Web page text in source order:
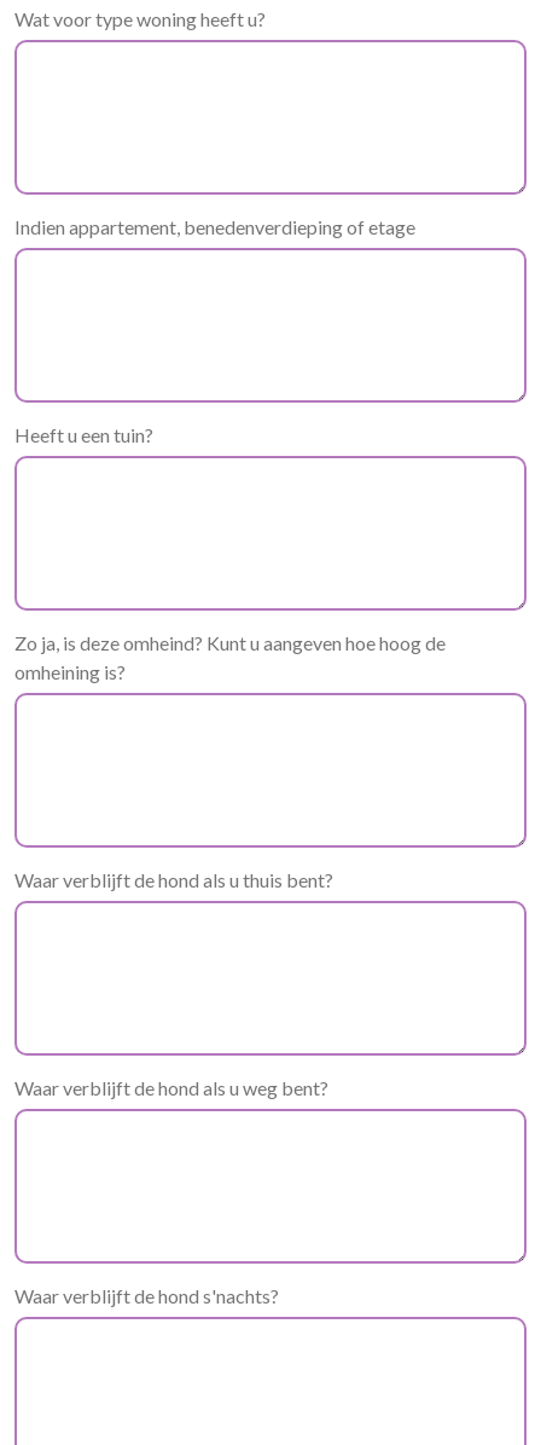
Wat voor type woning heeft u?
Indien appartement, benedenverdieping of etage
Heeft u een tuin?
Zo ja, is deze omheind? Kunt u aangeven hoe hoog de
omheining is?
Waar verblijft de hond als u thuis bent?
Waar verblijft de hond als u weg bent?
Waar verblijft de hond s'nachts?